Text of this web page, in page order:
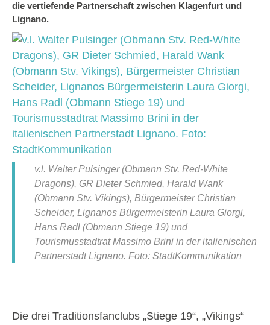
die vertiefende Partnerschaft zwischen Klagenfurt und
Lignano.
v.l. Walter Pulsinger (Obmann Stv. Red-White
Dragons), GR Dieter Schmied, Harald Wank
(Obmann Stv. Vikings), Bürgermeister Christian
Scheider, Lignanos Bürgermeisterin Laura Giorgi,
Hans Radl (Obmann Stiege 19) und
Tourismusstadtrat Massimo Brini in der italienischen
Partnerstadt Lignano. Foto: StadtKommunikation
Die drei Traditionsfanclubs „Stiege 19“, „Vikings“